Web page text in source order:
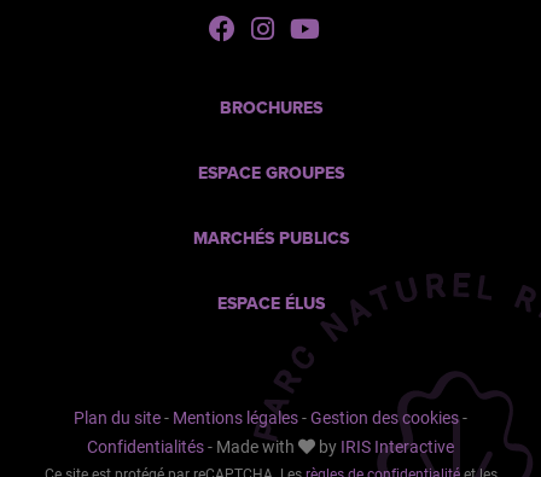
Suivez-
Facebook
Suivez-
Instagram
Youtube
BROCHURES
ESPACE GROUPES
MARCHÉS PUBLICS
ESPACE ÉLUS
Plan du site- Mentions légales-Gestion des cookies-
Confidentialités- Made with by IRIS Interactive
Ce site est protégé par reCAPTCHA. Lesrègles de confidentialitéet les